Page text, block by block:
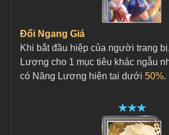
Đổi Ngang Giá
Khi bắt đầu hiệp của người trang
Lượng cho 1 mục tiêu khác ngẫu
có Năng Lượng hiện tại dưới 50%.
★★★